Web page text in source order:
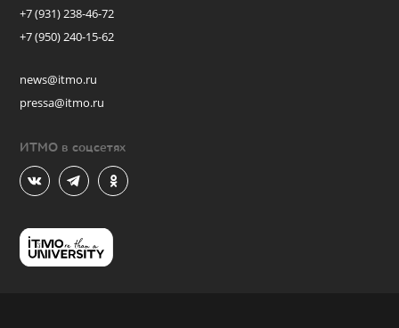
+7 (931) 238-46-72
+7 (950) 240-15-62
news@itmo.ru
pressa@itmo.ru
ИТМО в соцсетях